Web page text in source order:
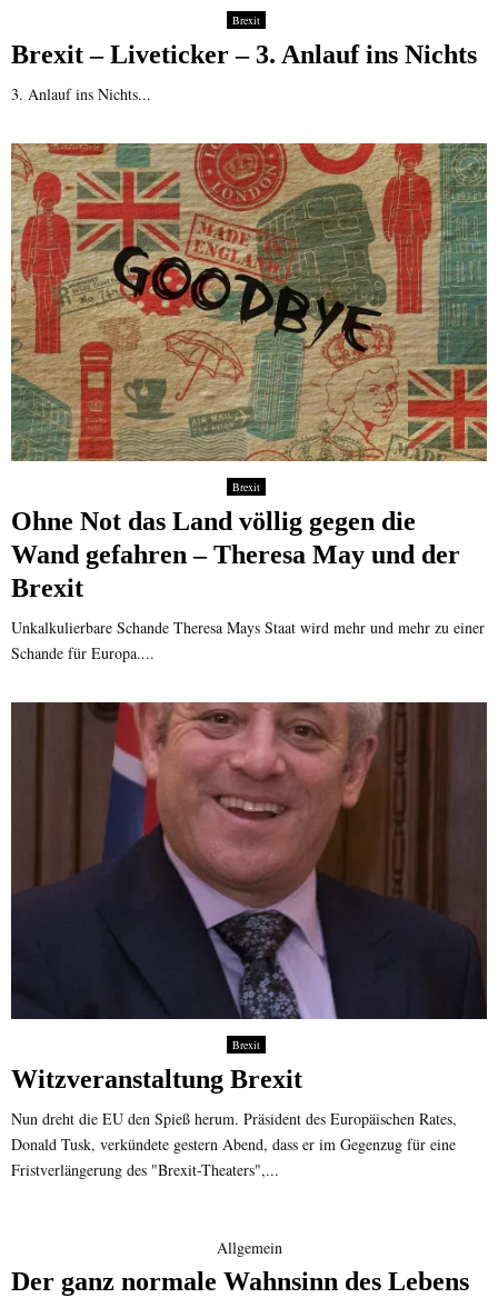
Brexit
Brexit – Liveticker – 3. Anlauf ins Nichts
3. Anlauf ins Nichts...
Brexit
Ohne Not das Land völlig gegen die
Wand gefahren – Theresa May und der
Brexit
Unkalkulierbare Schande Theresa Mays Staat wird mehr und mehr zu einer
Schande für Europa....
Brexit
Witzveranstaltung Brexit
Nun dreht die EU den Spieß herum. Präsident des Europäischen Rates,
Donald Tusk, verkündete gestern Abend, dass er im Gegenzug für eine
Fristverlängerung des "Brexit-Theaters",...
Allgemein
Der ganz normale Wahnsinn des Lebens